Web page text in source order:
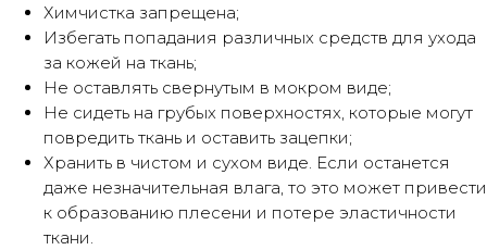
Химчистка запрещена;
Избегать попадания различных средств для ухода
за кожей на ткань;
Не оставлять свернутым в мокром виде;
Не сидеть на грубых поверхностях, которые могут
повредить ткань и оставить зацепки;
Хранить в чистом и сухом виде. Если останется
даже незначительная влага, то это может привести
к образованию плесени и потере эластичности
ткани.